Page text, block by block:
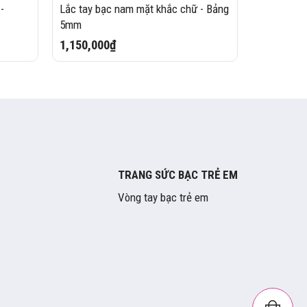
Lắc tay bạc nam mặt khắc chữ - Bảng
5mm
1,150,000₫
TRANG SỨC BẠC TRẺ EM
Vòng tay bạc trẻ em